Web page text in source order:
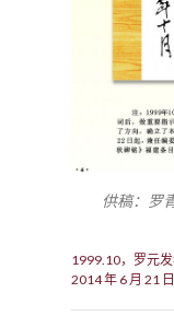
供稿：罗
1999.10，罗元
2014 年 6 月 21 日